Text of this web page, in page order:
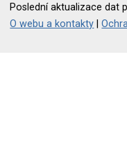
Poslední aktualizace dat
O webu a kontakty |